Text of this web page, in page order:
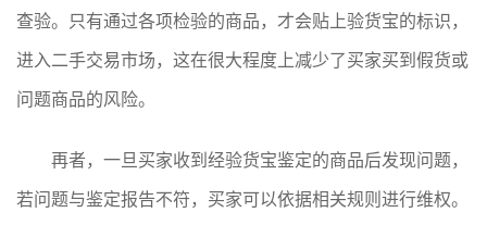
查验。只有通过各项检验的商品，才会贴上验货宝的标识，
进入二手交易市场，这在很大程度上减少了买家买到假货或
问题商品的风险。
再者，一旦买家收到经验货宝鉴定的商品后发现问题，
若问题与鉴定报告不符，买家可以依据相关规则进行维权。